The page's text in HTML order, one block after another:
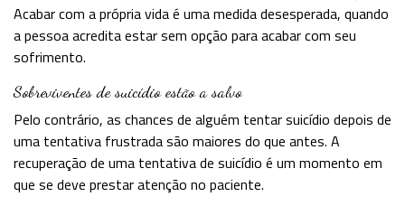
Acabar com a própria vida é uma medida desesperada, quando
a pessoa acredita estar sem opção para acabar com seu
sofrimento.
Sobreviventes de suicídio estão a salvo
Pelo contrário, as chances de alguém tentar suicídio depois de
uma tentativa frustrada são maiores do que antes. A
recuperação de uma tentativa de suicídio é um momento em
que se deve prestar atenção no paciente.